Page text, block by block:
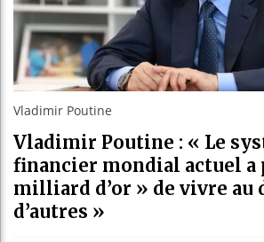
Vladimir Poutine
Vladimir Poutine : « Le
financier mondial actuel a
milliard d’or » de vivre
d’autres »